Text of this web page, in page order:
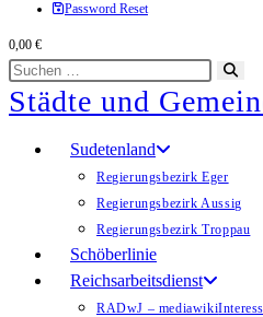
springenPassword Reset
0,00 €
Diese
Website
durchsuchen
Städte und
Sudetenland
Regierungsbezirk Eger
Regierungsbezirk Aussig
Regierungsbezirk Troppau
Schöberlinie
Reichsarbeitsdienst
RADwJ – mediawiki